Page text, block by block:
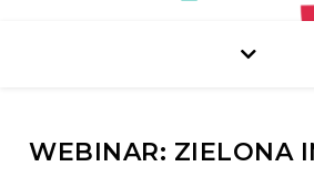
WEBINAR: ZIELONA